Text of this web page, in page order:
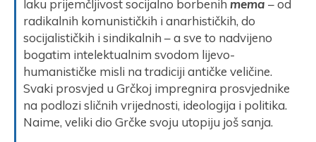
laku prijemčljivost socijalno borbenih mema – od
radikalnih komunističkih i anarhističkih, do
socijalističkih i sindikalnih – a sve to nadvijeno
bogatim intelektualnim svodom lijevo-
humanističke misli na tradiciji antičke veličine.
Svaki prosvjed u Grčkoj impregnira prosvjednike
na podlozi sličnih vrijednosti, ideologija i politika.
Naime, veliki dio Grčke svoju utopiju još sanja.